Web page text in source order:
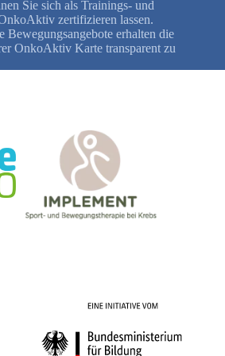
Sie sich als Trainings- und
zertifizieren lassen.
Bewegungsangebote erhalten die
OnkoAktiv Karte transparent zu